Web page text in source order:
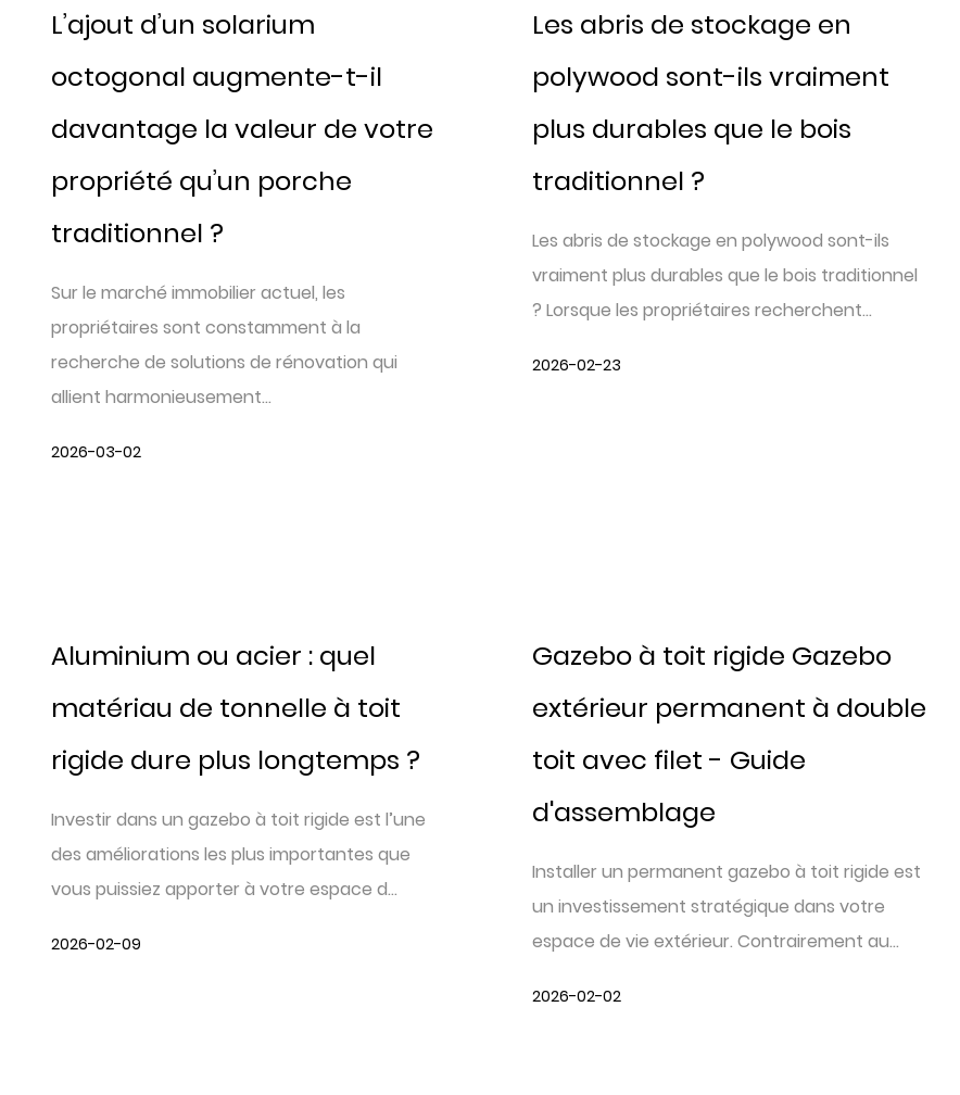
L’ajout d’un solarium
octogonal augmente-t-il
davantage la valeur de votre
propriété qu’un porche
traditionnel ?
Sur le marché immobilier actuel, les
propriétaires sont constamment à la
recherche de solutions de rénovation qui
allient harmonieusement...
2026-03-02
Les abris de stockage en
polywood sont-ils vraiment
plus durables que le bois
traditionnel ?
Les abris de stockage en polywood sont-ils
vraiment plus durables que le bois traditionnel
? Lorsque les propriétaires recherchent...
2026-02-23
Aluminium ou acier : quel
matériau de tonnelle à toit
rigide dure plus longtemps ?
Investir dans un gazebo à toit rigide est l’une
des améliorations les plus importantes que
vous puissiez apporter à votre espace d...
2026-02-09
Gazebo à toit rigide Gazebo
extérieur permanent à double
toit avec filet - Guide
d'assemblage
Installer un permanent gazebo à toit rigide est
un investissement stratégique dans votre
espace de vie extérieur. Contrairement au...
2026-02-02